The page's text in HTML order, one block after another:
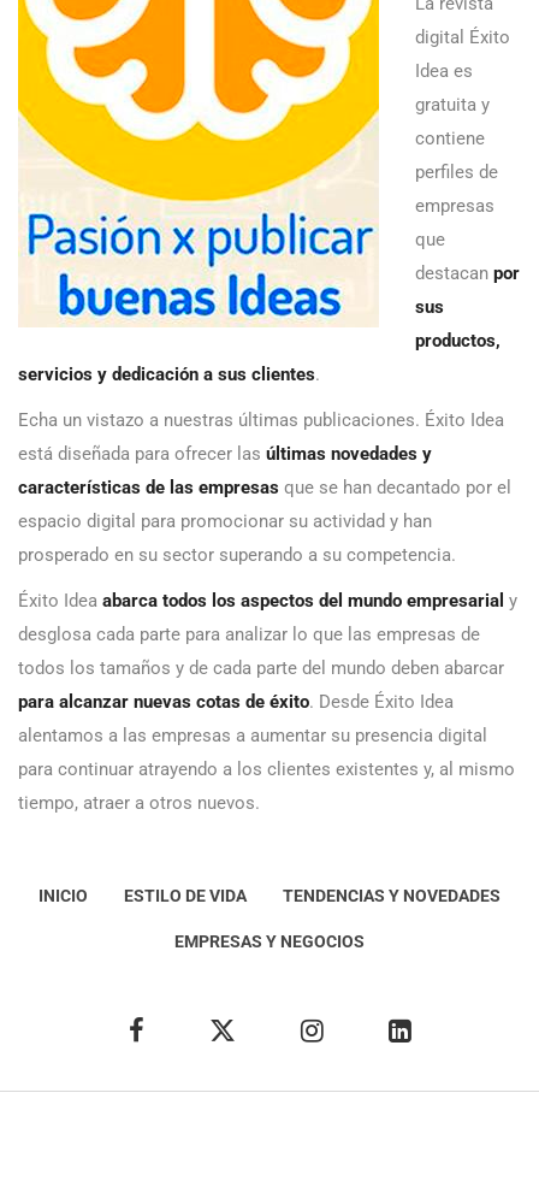
digital Éxito
Idea es
gratuita y
contiene
perfiles de
empresas
que
destacan por
sus
productos,
servicios y dedicación a sus clientes.
Echa un vistazo a nuestras últimas publicaciones. Éxito Idea
está diseñada para ofrecer las últimas novedades y
características de las empresas que se han decantado por el
espacio digital para promocionar su actividad y han
prosperado en su sector superando a su competencia.
Éxito Idea abarca todos los aspectos del mundo empresarial y
desglosa cada parte para analizar lo que las empresas de
todos los tamaños y de cada parte del mundo deben abarcar
para alcanzar nuevas cotas de éxito. Desde Éxito Idea
alentamos a las empresas a aumentar su presencia digital
para continuar atrayendo a los clientes existentes y, al mismo
tiempo, atraer a otros nuevos.
INICIO ESTILO DE VIDA TENDENCIAS Y NOVEDADES
EMPRESAS Y NEGOCIOS